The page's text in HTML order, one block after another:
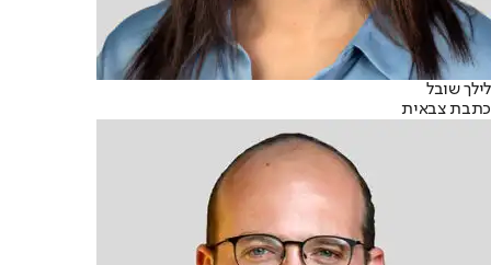
לילך שובל
כתבת צבאית